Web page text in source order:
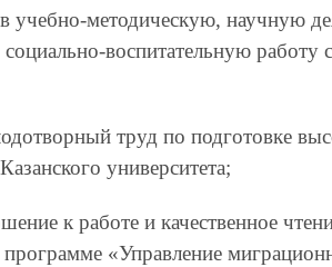
учебно-методическую, научную
воспитательную работу
труд по подготовке
университета;
к работе и качественное
«Управление